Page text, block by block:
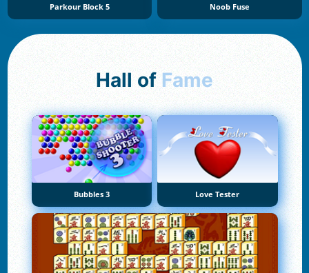
Parkour Block 5 Noob Fuse
Hall of Fame
Bubbles 3 Love Tester